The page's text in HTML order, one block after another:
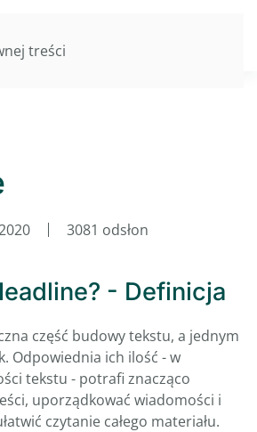
treści
3081 odsłon
- Definicja
część budowy tekstu, a jednym
Odpowiednia ich ilość - w
tekstu - potrafi znacząco
uporządkować wiadomości i
czytanie całego materiału.